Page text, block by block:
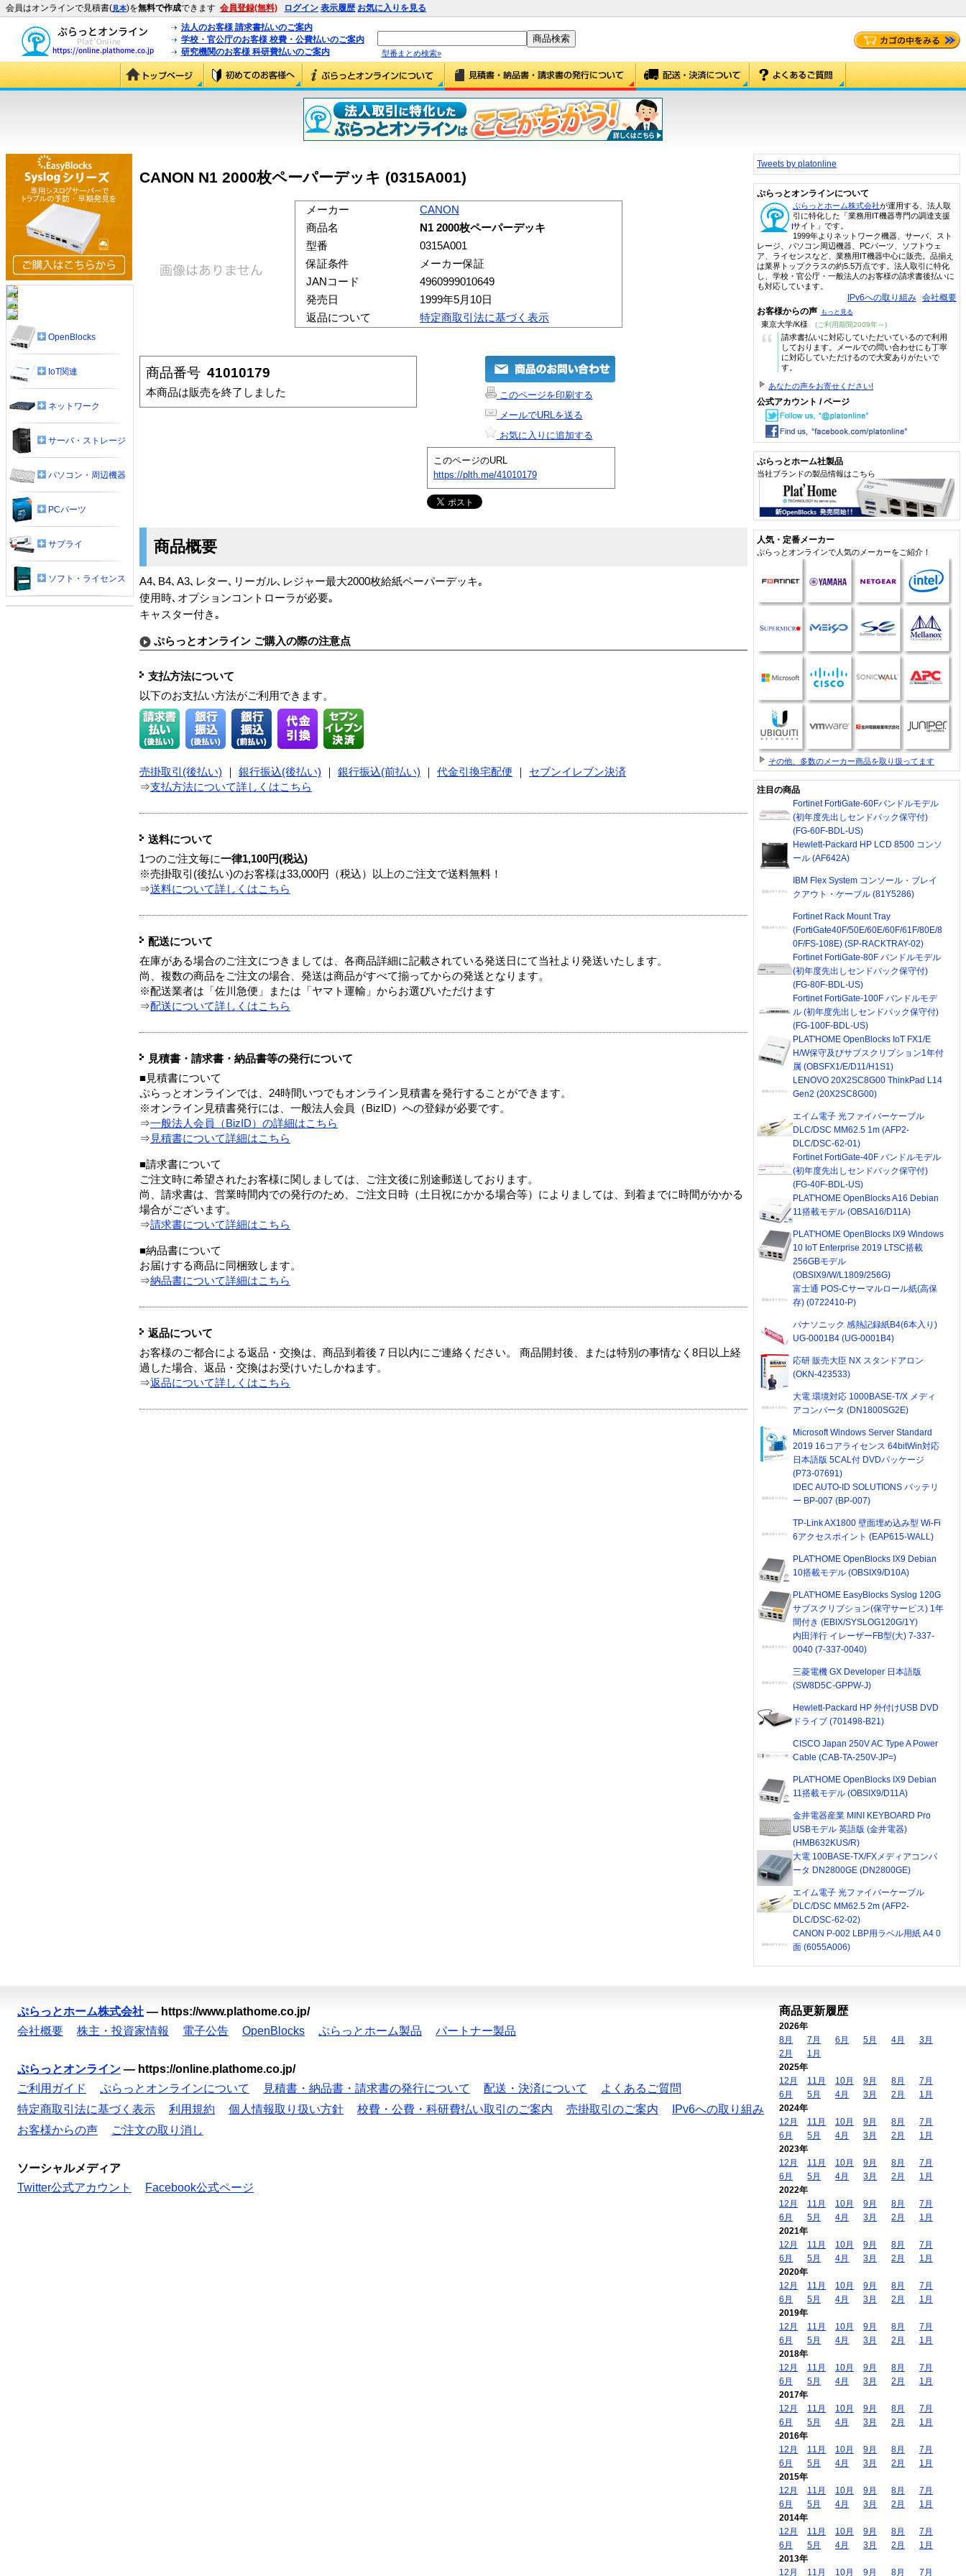
会員はオンラインで見積書(見本)を無料で作成できます 会員登録(無料) ログイン 表示履歴 お気に入りを見る
法人のお客様 請求書払いのご案内
学校・官公庁のお客様 校費・公費払いのご案内
研究機関のお客様 科研費払いのご案内
型番まとめ検索»
CANON N1 2000枚ペーパーデッキ (0315A001)
メーカー
CANON
商品名
N1 2000枚ペーパーデッキ
型番
0315A001
保証条件
メーカー保証
JANコード
4960999010649
発売日
1999年5月10日
返品について
特定商取引法に基づく表示
商品番号 41010179
本商品は販売を終了しました
このページを印刷する
メールでURLを送る
お気に入りに追加する
このページのURL
https://plth.me/41010179
商品概要
A4､B4､A3､レター､リーガル､レジャー最大2000枚給紙ペーパーデッキ｡
使用時､オプションコントローラが必要｡
キャスター付き｡
ぷらっとオンライン ご購入の際の注意点
支払方法について
以下のお支払い方法がご利用できます。
売掛取引(後払い) 銀行振込(後払い) 銀行振込(前払い) 代金引換宅配便
セブンイレブン決済
⇒支払方法について詳しくはこちら
送料について
1つのご注文毎に一律1,100円(税込)
※売掛取引(後払い)のお客様は33,000円（税込）以上のご注文で送料無料！
⇒送料について詳しくはこちら
配送について
在庫がある場合のご注文につきましては、各商品詳細に記載されている発送日にて当社より発送いたします。
尚、複数の商品をご注文の場合、発送は商品がすべて揃ってからの発送となります。
※配送業者は「佐川急便」または「ヤマト運輸」からお選びいただけます
⇒配送について詳しくはこちら
見積書・請求書・納品書等の発行について
■見積書について
ぷらっとオンラインでは、24時間いつでもオンライン見積書を発行することができます。
※オンライン見積書発行には、一般法人会員（BizID）への登録が必要です。
⇒一般法人会員（BizID）の詳細はこちら
⇒ 見積書について詳細はこちら
■請求書について
ご注文時に希望されたお客様に関しましては、ご注文後に別途郵送しております。
尚、請求書は、営業時間内での発行のため、ご注文日時（土日祝にかかる場合等）によりましては、到着までに時間がかかる
場合がございます。
⇒請求書について詳細はこちら
■納品書について
お届けする商品に同梱致します。
⇒納品書について詳細はこちら
返品について
お客様のご都合による返品・交換は、商品到着後７日以内にご連絡ください。 商品開封後、または特別の事情なく8日以上経
過した場合、返品・交換はお受けいたしかねます。
⇒返品について詳しくはこちら
OpenBlocks
IoT関連
ネットワーク
サーバ・ストレージ
パソコン・周辺機器
PCパーツ
サプライ
ソフト・ライセンス
Tweets by platonline
ぷらっとオンラインについて
ぷらっとホーム株式会社が運用する、法人取
引に特化した「業務用IT機器専門の調達支援
サイト」です。
1999年よりネットワーク機器、サーバ、スト
レージ、パソコン周辺機器、PCパーツ、ソフトウェ
ア、ライセンスなど、業務用IT機器中心に販売。品揃え
は業界トップクラスの約5.5万点です。法人取引に特化
し、学校・官公庁・一般法人のお客様の請求書後払いに
も対応しています。
IPv6への取り組み 会社概要
お客様からの声 もっと見る
東京大学/K様 (ご利用期間2009年～)
“
請求書払いに対応していただいているので利用
しております。メールでの問い合わせにも丁寧
に対応していただけるので大変ありがたいで
す。
あなたの声をお寄せください!
公式アカウント / ページ
ぷらっとホーム社製品
当社ブランドの製品情報はこちら
人気・定番メーカー
ぷらっとオンラインで人気のメーカーをご紹介！
その他、多数のメーカー商品を取り扱ってます
注目の商品
Fortinet FortiGate-60Fバンドルモデル
(初年度先出しセンドバック保守付)
(FG-60F-BDL-US)
Hewlett-Packard HP LCD 8500 コンソ
ール (AF642A)
IBM Flex System コンソール・ブレイ
クアウト・ケーブル (81Y5286)
Fortinet Rack Mount Tray
(FortiGate40F/50E/60E/60F/61F/80E/8
0F/FS-108E) (SP-RACKTRAY-02)
Fortinet FortiGate-80F バンドルモデル
(初年度先出しセンドバック保守付)
(FG-80F-BDL-US)
Fortinet FortiGate-100F バンドルモデ
ル (初年度先出しセンドバック保守付)
(FG-100F-BDL-US)
PLAT'HOME OpenBlocks IoT FX1/E
H/W保守及びサブスクリプション1年付
属 (OBSFX1/E/D11/H1S1)
LENOVO 20X2SC8G00 ThinkPad L14
Gen2 (20X2SC8G00)
エイム電子 光ファイバーケーブル
DLC/DSC MM62.5 1m (AFP2-
DLC/DSC-62-01)
Fortinet FortiGate-40F バンドルモデル
(初年度先出しセンドバック保守付)
(FG-40F-BDL-US)
PLAT'HOME OpenBlocks A16 Debian
11搭載モデル (OBSA16/D11A)
PLAT'HOME OpenBlocks IX9 Windows
10 IoT Enterprise 2019 LTSC搭載
256GBモデル
(OBSIX9/W/L1809/256G)
富士通 POS-Cサーマルロール紙(高保
存) (0722410-P)
パナソニック 感熱記録紙B4(6本入り)
UG-0001B4 (UG-0001B4)
応研 販売大臣 NX スタンドアロン
(OKN-423533)
大電 環境対応 1000BASE-T/X メディ
アコンバータ (DN1800SG2E)
Microsoft Windows Server Standard
2019 16コアライセンス 64bitWin対応
日本語版 5CAL付 DVDパッケージ
(P73-07691)
IDEC AUTO-ID SOLUTIONS バッテリ
ー BP-007 (BP-007)
TP-Link AX1800 壁面埋め込み型 Wi-Fi
6アクセスポイント (EAP615-WALL)
PLAT'HOME OpenBlocks IX9 Debian
10搭載モデル (OBSIX9/D10A)
PLAT'HOME EasyBlocks Syslog 120G
サブスクリプション(保守サービス) 1年
間付き (EBIX/SYSLOG120G/1Y)
内田洋行 イレーザーFB型(大) 7-337-
0040 (7-337-0040)
三菱電機 GX Developer 日本語版
(SW8D5C-GPPW-J)
Hewlett-Packard HP 外付けUSB DVD
ドライブ (701498-B21)
CISCO Japan 250V AC Type A Power
Cable (CAB-TA-250V-JP=)
PLAT'HOME OpenBlocks IX9 Debian
11搭載モデル (OBSIX9/D11A)
金井電器産業 MINI KEYBOARD Pro
USBモデル 英語版 (金井電器)
(HMB632KUS/R)
大電 100BASE-TX/FXメディアコンバ
ータ DN2800GE (DN2800GE)
エイム電子 光ファイバーケーブル
DLC/DSC MM62.5 2m (AFP2-
DLC/DSC-62-02)
CANON P-002 LBP用ラベル用紙 A4 0
面 (6055A006)
ぷらっとホーム株式会社 — https://www.plathome.co.jp/
会社概要
株主・投資家情報 電子公告 OpenBlocks ぷらっとホーム製品 パートナー製品
ぷらっとオンライン — https://online.plathome.co.jp/
ご利用ガイド
ぷらっとオンラインについて 見積書・納品書・請求書の発行について 配送・決済について
よくあるご質問
特定商取引法に基づく表示
利用規約 個人情報取り扱い方針 校費・公費・科研費払い取引のご案内 売掛取引のご案内
IPv6への取り組み
お客様からの声
ご注文の取り消し
ソーシャルメディア
Twitter公式アカウント
Facebook公式ページ
商品更新履歴
2026年
8月
7月 6月 5月 4月
3月
2月
1月
2025年
12月
11月 10月 9月 8月
7月
6月
5月 4月 3月 2月
1月
2024年
12月
11月 10月 9月 8月
7月
6月
5月 4月 3月 2月
1月
2023年
12月
11月 10月 9月 8月
7月
6月
5月 4月 3月 2月
1月
2022年
12月
11月 10月 9月 8月
7月
6月
5月 4月 3月 2月
1月
2021年
12月
11月 10月 9月 8月
7月
6月
5月 4月 3月 2月
1月
2020年
12月
11月 10月 9月 8月
7月
6月
5月 4月 3月 2月
1月
2019年
12月
11月 10月 9月 8月
7月
6月
5月 4月 3月 2月
1月
2018年
12月
11月 10月 9月 8月
7月
6月
5月 4月 3月 2月
1月
2017年
12月
11月 10月 9月 8月
7月
6月
5月 4月 3月 2月
1月
2016年
12月
11月 10月 9月 8月
7月
6月
5月 4月 3月 2月
1月
2015年
12月
11月 10月 9月 8月
7月
6月
5月 4月 3月 2月
1月
2014年
12月
11月 10月 9月 8月
7月
6月
5月 4月 3月 2月
1月
2013年
12月
11月 10月 9月 8月 7月